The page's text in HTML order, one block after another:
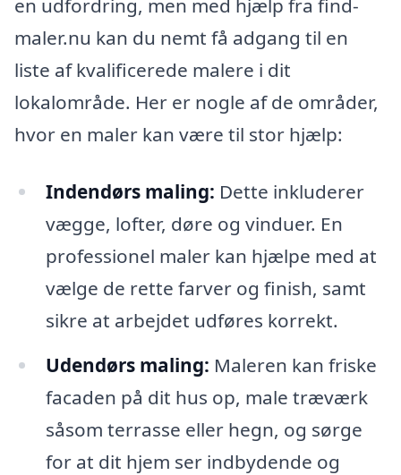
en udfordring, men med hjælp fra find-
maler.nu kan du nemt få adgang til en
liste af kvalificerede malere i dit
lokalområde. Her er nogle af de områder,
hvor en maler kan være til stor hjælp:
Indendørs maling: Dette inkluderer
vægge, lofter, døre og vinduer. En
professionel maler kan hjælpe med at
vælge de rette farver og finish, samt
sikre at arbejdet udføres korrekt.
Udendørs maling: Maleren kan friske
facaden på dit hus op, male træværk
såsom terrasse eller hegn, og sørge
for at dit hjem ser indbydende og